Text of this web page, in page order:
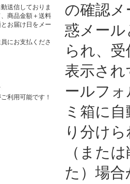
送信しておりま
商品金額＋送料
お届け日をメー
にお支払くださ
利用可能です！
の確認
惑メー
られ、
表示さ
ールフ
ミ箱に
り分け
（また
た）場